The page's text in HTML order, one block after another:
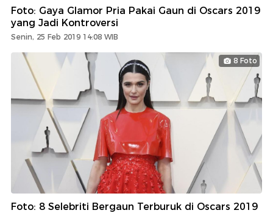
Foto: Gaya Glamor Pria Pakai Gaun di Oscars 2019
yang Jadi Kontroversi
Senin, 25 Feb 2019 14:08 WIB
8 Foto
Foto: 8 Selebriti Bergaun Terburuk di Oscars 2019